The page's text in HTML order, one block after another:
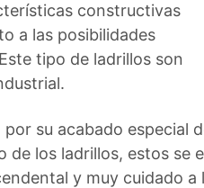
constructivas
a las posibilidades
tipo de ladrillos son
su acabado especial
de los ladrillos, estos
y muy cuidado a